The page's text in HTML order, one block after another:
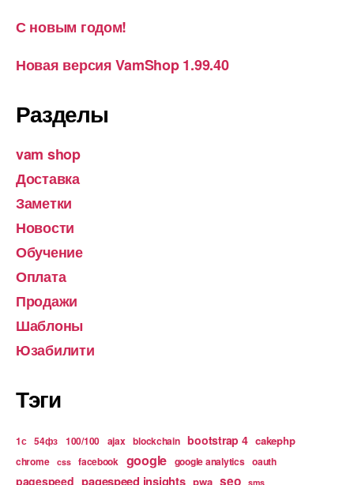
С новым годом!
Новая версия VamShop 1.99.40
Разделы
vam shop
Доставка
Заметки
Новости
Обучение
Оплата
Продажи
Шаблоны
Юзабилити
Тэги
1с 54фз 100/100 ajax blockchain bootstrap 4 cakephp
chrome css facebook google google analytics oauth
pagespeed pagespeed insights pwa seo sms